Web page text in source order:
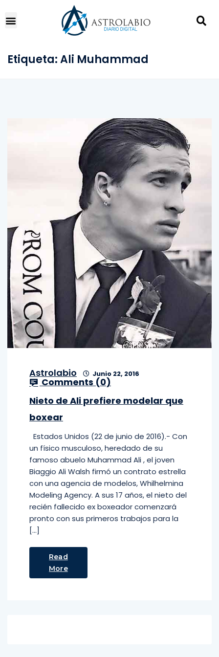
Etiqueta:Ali Muhammad
Astrolabio Junio 22, 2016
Comments (0)
Nieto de Ali prefiere modelar que
boxear
Estados Unidos (22 de junio de 2016).- Con
un físico musculoso, heredado de su
famoso abuelo Muhammad Ali , el joven
Biaggio Ali Walsh firmó un contrato estrella
con una agencia de modelos, Whilhelmina
Modeling Agency. A sus 17 años, el nieto del
recién fallecido ex boxeador comenzará
pronto con sus primeros trabajos para la
[…]
Read
More